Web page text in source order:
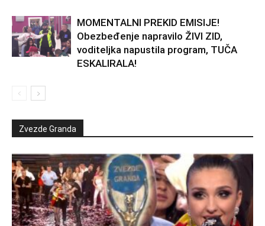
MOMENTALNI PREKID EMISIJE!
Obezbeđenje napravilo ŽIVI ZID,
voditeljka napustila program, TUČA
ESKALIRALA!
Zvezde Granda